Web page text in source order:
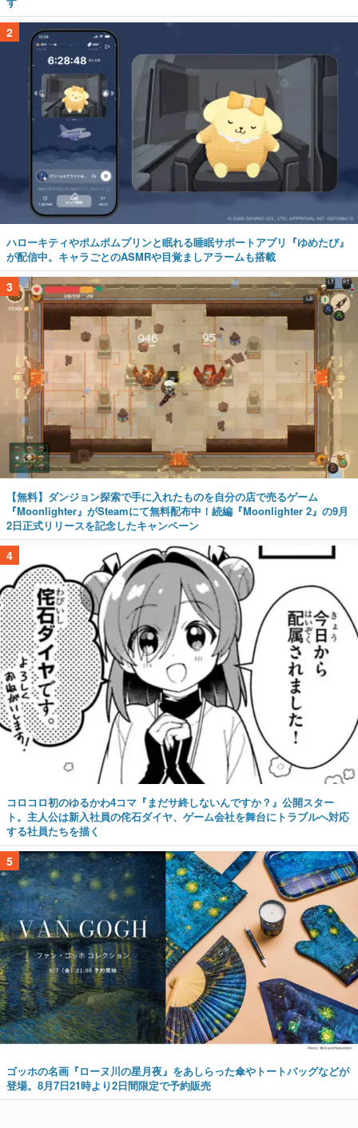
2
ハローキティやポムポムプリンと眠れる睡眠サポートアプリ『ゆめたび』
が配信中。キャラごとのASMRや目覚ましアラームも搭載
3
【無料】ダンジョン探索で手に入れたものを自分の店で売るゲーム
『Moonlighter』がSteamにて無料配布中！続編『Moonlighter 2』の9月
2日正式リリースを記念したキャンペーン
4
コロコロ初のゆるかわ4コマ『まだサ終しないんですか？』公開スター
ト。主人公は新入社員の侘石ダイヤ、ゲーム会社を舞台にトラブルへ対応
する社員たちを描く
5
ゴッホの名画『ローヌ川の星月夜』をあしらった傘やトートバッグなどが
登場。8月7日21時より2日間限定で予約販売